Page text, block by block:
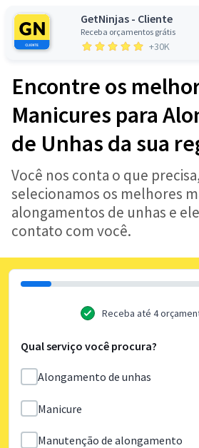
GetNinjas - Cliente
Receba orçamentos grátis
+30K
Encontre os
Manicures para
de Unhas da sua
Você nos conta o que
selecionamos os melhores
alongamentos de unhas e
contato com você.
Receba até 4
Qual serviço você procura?
Alongamento de unhas
Manicure
Manutenção de alongamento